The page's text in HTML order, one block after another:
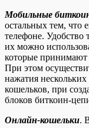
Мобильные
остальных тем, что
телефоне. Удобство
их можно
которые принимают
При этом
нажатия
кошельков, при
блоков биткоин-
Онлайн-кошельки.